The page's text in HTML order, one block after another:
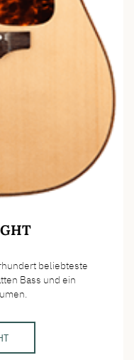
beliebteste
Bass und ein